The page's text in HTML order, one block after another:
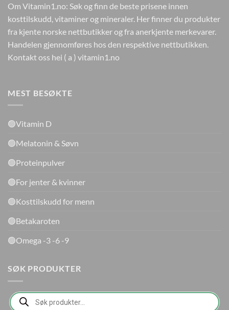
Om Vitamin1.no: Søk og finn de beste prisene innen
kosttilskudd, vitaminer og mineraler. Her finner du produkter
fra kjente norske nettbutikker og fra anerkjente merkevarer.
Handelen gjennomføres hos den respektive nettbutikken.
Kontakt oss hei ( a ) vitamin1.no
MEST BESØKTE
🟢Vitamin D
🟢Melatonin & Søvn
🟢Proteinpulver
🟢For jenter & kvinner
🟢Kosttilskudd for menn
🟢Betakaroten
🟢Omega -3 -6 -9
SØK PRODUKTER
Products
search